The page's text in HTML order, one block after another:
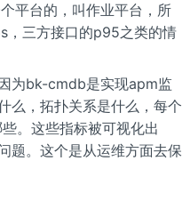
平台的，叫作业平台，所
，三方接口的p95之类的情
为bk-cmdb是实现apm监
么，拓扑关系是什么，每个
。这些指标被可视化出
题。这个是从运维方面去保